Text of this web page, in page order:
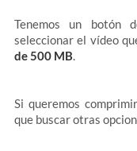
Tenemos un botón
seleccionar el vídeo
de 500 MB.
Si queremos
que buscar otras